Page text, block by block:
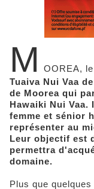
M OOREA,
Tuaiva Nui Vaa
de Moorea qui
Hawaiki Nui
femme et sénior
représenter au
Leur objectif est
permettra
domaine.
Plus que